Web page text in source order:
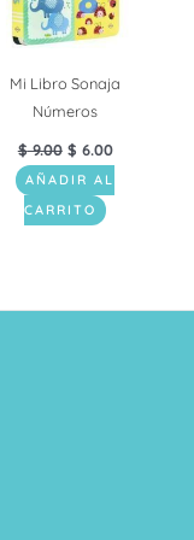
Mi Libro Sonaja
Números
$9.00 $ 6.00
AÑADIR AL
CARRITO